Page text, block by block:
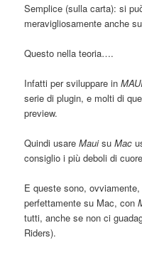
Semplice (sulla carta): si
meravigliosamente anche
Questo nella teoria….
Infatti per sviluppare in
serie di plugin, e molti di
preview.
Quindi usareMauisuMac
consiglio i più deboli di
E queste sono,
perfettamente su Mac, con
tutti, anche se non ci
Riders).